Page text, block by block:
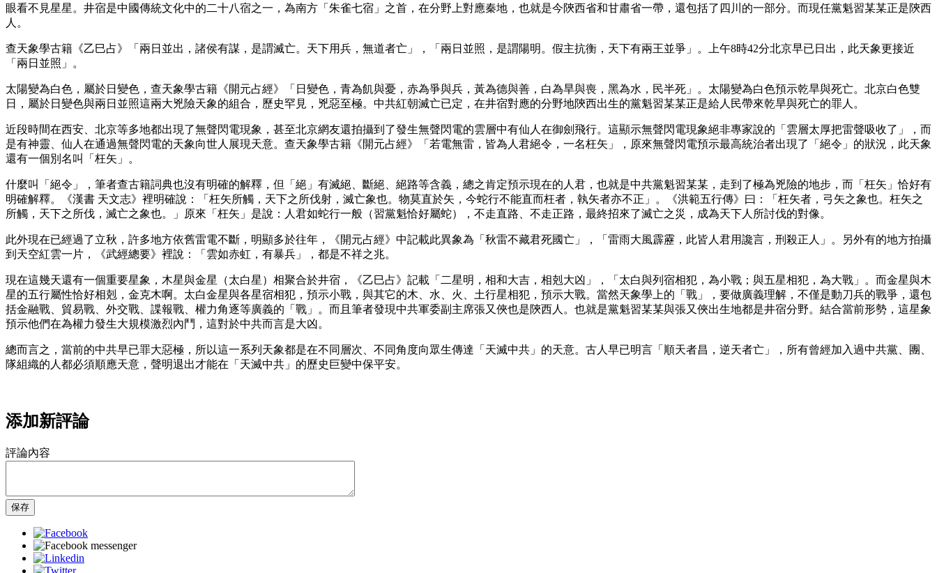
眼看不見星星。井宿是中國傳統文化中的二十八宿之一，為南方「朱雀七宿」之首，在分野上對應秦地，也就是今陝西省和甘肅省一帶，還包括了四川的一部分。而現任黨魁習某某正是陝西
人。
查天象學古籍《乙巳占》「兩日並出，諸侯有謀，是謂滅亡。天下用兵，無道者亡」，「兩日並照，是謂陽明。假主抗衡，天下有兩王並爭」。上午8時42分北京早已日出，此天象更接近
「兩日並照」。
太陽變為白色，屬於日變色，查天象學古籍《開元占經》「日變色，青為飢與憂，赤為爭與兵，黃為德與善，白為旱與喪，黑為水，民半死」。太陽變為白色預示乾旱與死亡。北京白色雙
日，屬於日變色與兩日並照這兩大兇險天象的組合，歷史罕見，兇惡至極。中共紅朝滅亡已定，在井宿對應的分野地陝西出生的黨魁習某某正是給人民帶來乾旱與死亡的罪人。
近段時間在西安、北京等多地都出現了無聲閃電現象，甚至北京網友還拍攝到了發生無聲閃電的雲層中有仙人在御劍飛行。這顯示無聲閃電現象絕非專家說的「雲層太厚把雷聲吸收了」，而
是有神靈、仙人在通過無聲閃電的天象向世人展現天意。查天象學古籍《開元占經》「若電無雷，皆為人君絕令，一名枉矢」，原來無聲閃電預示最高統治者出現了「絕令」的狀況，此天象
還有一個別名叫「枉矢」。
什麼叫「絕令」，筆者查古籍詞典也沒有明確的解釋，但「絕」有滅絕、斷絕、絕路等含義，總之肯定預示現在的人君，也就是中共黨魁習某某，走到了極為兇險的地步，而「枉矢」恰好有
明確解釋。《漢書 天文志》裡明確說：「枉矢所觸，天下之所伐射，滅亡象也。物莫直於矢，今蛇行不能直而枉者，執矢者亦不正」。《洪範五行傳》曰：「枉矢者，弓矢之象也。枉矢之
所觸，天下之所伐，滅亡之象也。」原來「枉矢」是說：人君如蛇行一般（習黨魁恰好屬蛇），不走直路、不走正路，最終招來了滅亡之災，成為天下人所討伐的對像。
此外現在已經過了立秋，許多地方依舊雷電不斷，明顯多於往年，《開元占經》中記載此異象為「秋雷不藏君死國亡」，「雷雨大風霹靂，此皆人君用讒言，刑殺正人」。另外有的地方拍攝
到天空紅雲一片，《武經總要》裡說：「雲如赤虹，有暴兵」，都是不祥之兆。
現在這幾天還有一個重要星象，木星與金星（太白星）相聚合於井宿，《乙巳占》記載「二星明，相和大吉，相剋大凶」，「太白與列宿相犯，為小戰；與五星相犯，為大戰」。而金星與木
星的五行屬性恰好相剋，金克木啊。太白金星與各星宿相犯，預示小戰，與其它的木、水、火、土行星相犯，預示大戰。當然天象學上的「戰」，要做廣義理解，不僅是動刀兵的戰爭，還包
括金融戰、貿易戰、外交戰、諜報戰、權力角逐等廣義的「戰」。而且筆者發現中共軍委副主席張又俠也是陝西人。也就是黨魁習某某與張又俠出生地都是井宿分野。結合當前形勢，這星象
預示他們在為權力發生大規模激烈內鬥，這對於中共而言是大凶。
總而言之，當前的中共早已罪大惡極，所以這一系列天象都是在不同層次、不同角度向眾生傳達「天滅中共」的天意。古人早已明言「順天者昌，逆天者亡」，所有曾經加入過中共黨、團、
隊組織的人都必須順應天意，聲明退出才能在「天滅中共」的歷史巨變中保平安。
添加新評論
評論內容
保存